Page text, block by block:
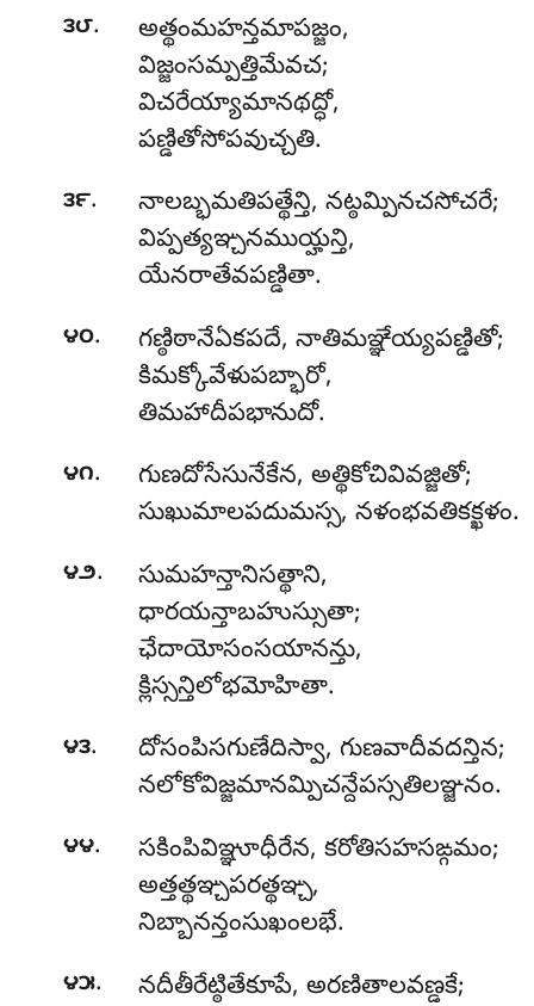
౩౮.
అత్థంమహన్తమాపజ్జం,
విజ్జంసమ్పత్తిమేవచ;
విచరేయ్యామానథద్ధో,
పణ్డితోసోపవుచ్చతి.
౩౯. నాలబ్భమతిపత్థేన్తి, నట్ఠమ్పినచసోచరే;
విప్పత్యఞ్చనముయ్హన్తి,
యేనరాతేవపణ్డితా.
౪౦.
గణ్ఠిఠానేఏకపదే, నాతిమఞ్ఞేయ్యపణ్డితో;
కిమక్కోవేళుపబ్భారో,
తిమహాదీపభానుదో.
౪౧.
గుణదోసేసునేకేన, అత్థికోచివివజ్జితో;
సుఖుమాలపదుమస్స, నళంభవతికక్ఖళం.
౪౨.
సుమహన్తానిసత్థాని,
ధారయన్తాబహుస్సుతా;
ఛేదాయోసంసయానన్తు,
క్లిస్సన్తిలోభమోహితా.
౪౩. దోసంపిసగుణేదిస్వా, గుణవాదీవదన్తిన;
నలోకోవిజ్జమానమ్పిచన్దేపస్సతిలఞ్జనం.
౪౪.
సకింపివిఞ్ఞూధీరేన, కరోతిసహసఙ్గమం;
అత్తత్థఞ్చపరత్థఞ్చ,
నిబ్బానన్తంసుఖంలభే.
౪౫.
నదీతీరేట్ఠితేకూపే, అరణితాలవణ్డకే;